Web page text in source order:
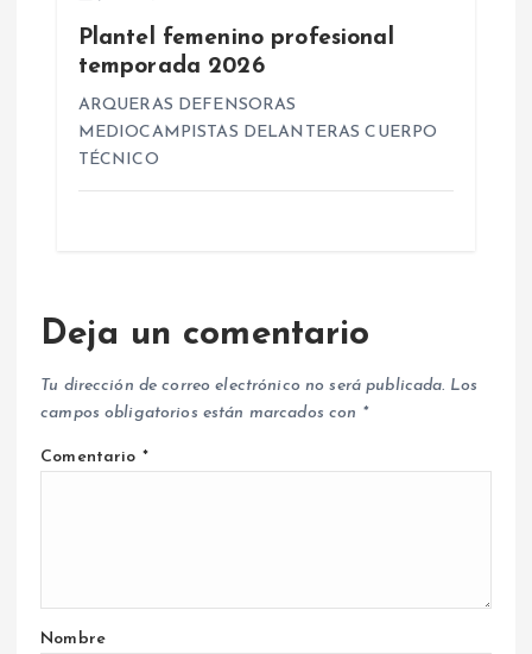
Plantel femenino profesional
temporada 2026
ARQUERAS DEFENSORAS
MEDIOCAMPISTAS DELANTERAS CUERPO
TÉCNICO
Deja un comentario
Tu dirección de correo electrónico no será publicada. Los
campos obligatorios están marcados con *
Comentario *
Nombre